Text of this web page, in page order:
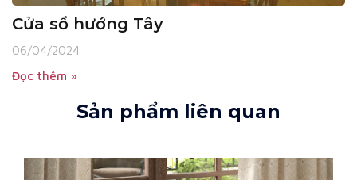
Cửa sổ hướng Tây
06/04/2024
Đọc thêm »
Sản phẩm liên quan